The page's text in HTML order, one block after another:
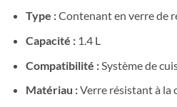
Type :Contenant en verre de
Capacité : 1.4 L
Compatibilité : Système de
Matériau :Verre résistant à la